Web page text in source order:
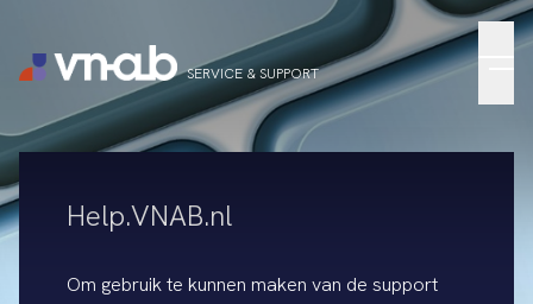
SERVICE & SUPPORT
Help.VNAB.nl
Om gebruik te kunnen maken van de support